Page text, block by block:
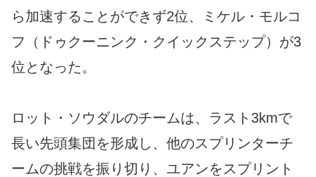
ら加速することができず2位、ミケル・モルコ
フ（ドゥクーニンク・クイックステップ）が3
位となった。
ロット・ソウダルのチームは、ラスト3kmで
長い先頭集団を形成し、他のスプリンターチ
ームの挑戦を振り切り、ユアンをスプリント